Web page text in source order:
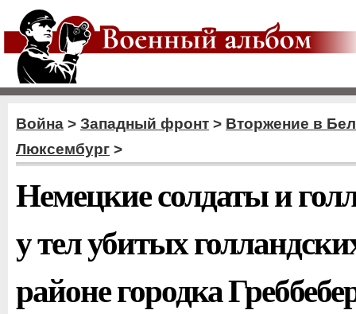
Война > Западный фронт > Вторжение в
Люксембург >
Немецкие солдаты и
у тел убитых
районе городка